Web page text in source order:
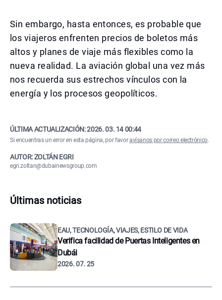
Sin embargo, hasta entonces, es probable que
los viajeros enfrenten precios de boletos más
altos y planes de viaje más flexibles como la
nueva realidad. La aviación global una vez más
nos recuerda sus estrechos vínculos con la
energía y los procesos geopolíticos.
ÚLTIMA ACTUALIZACIÓN:2026. 03. 14 00:44
Si encuentras un error en esta página, por favoravísanos por correo electrónico.
AUTOR: ZOLTÁN EGRI
egri.zoltan@dubainewsgroup.com
Últimas noticias
EAU, TECNOLOGÍA, VIAJES, ESTILO DE VIDA
Verifica facilidad de Puertas Inteligentes en
Dubái
2026. 07. 25